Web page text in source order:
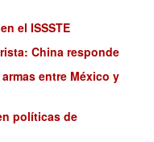
el ISSSTE
China responde
entre México y
políticas de